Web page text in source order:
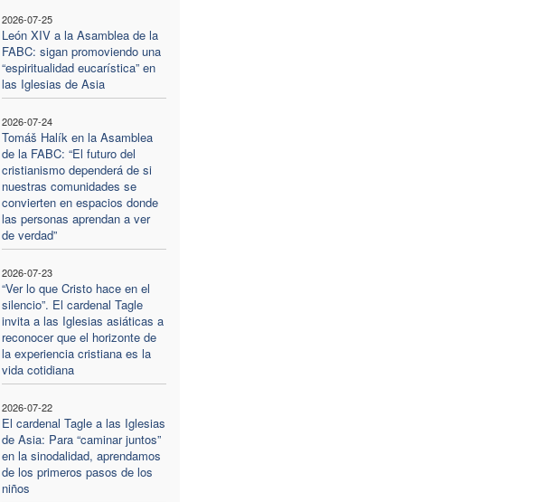
2026-07-25
León XIV a la Asamblea de la
FABC: sigan promoviendo una
“espiritualidad eucarística” en
las Iglesias de Asia
2026-07-24
Tomáš Halík en la Asamblea
de la FABC: “El futuro del
cristianismo dependerá de si
nuestras comunidades se
convierten en espacios donde
las personas aprendan a ver
de verdad”
2026-07-23
“Ver lo que Cristo hace en el
silencio”. El cardenal Tagle
invita a las Iglesias asiáticas a
reconocer que el horizonte de
la experiencia cristiana es la
vida cotidiana
2026-07-22
El cardenal Tagle a las Iglesias
de Asia: Para “caminar juntos”
en la sinodalidad, aprendamos
de los primeros pasos de los
niños